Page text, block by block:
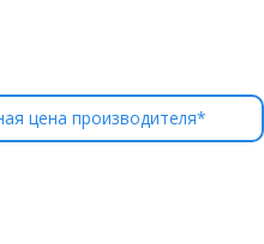
цена производителя*